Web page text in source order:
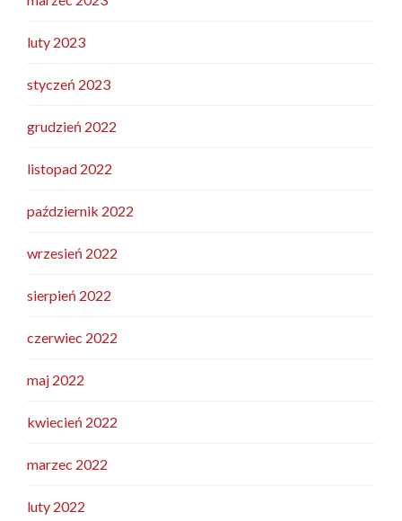
luty 2023
styczeń 2023
grudzień 2022
listopad 2022
październik 2022
wrzesień 2022
sierpień 2022
czerwiec 2022
maj 2022
kwiecień 2022
marzec 2022
luty 2022